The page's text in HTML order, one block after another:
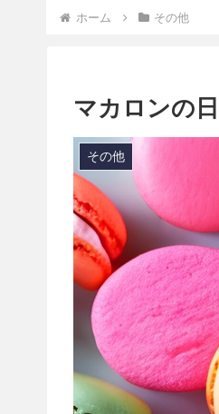
ホーム その他
マカロンの日
その他